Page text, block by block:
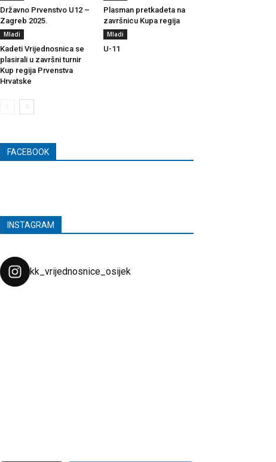
Državno Prvenstvo U12 –
Zagreb 2025.
Plasman pretkadeta na
završnicu Kupa regija
Mladi
Kadeti Vrijednosnica se
plasirali u završni turnir
Kup regija Prvenstva
Hrvatske
Mladi
U-11
FACEBOOK
INSTAGRAM
kk_vrijednosnice_osijek